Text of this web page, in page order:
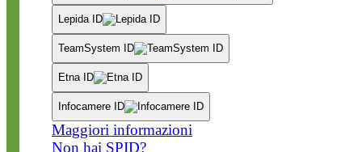
Lepida ID
TeamSystem ID
Etna ID
Infocamere ID
Maggiori informazioni
Non hai SPID?